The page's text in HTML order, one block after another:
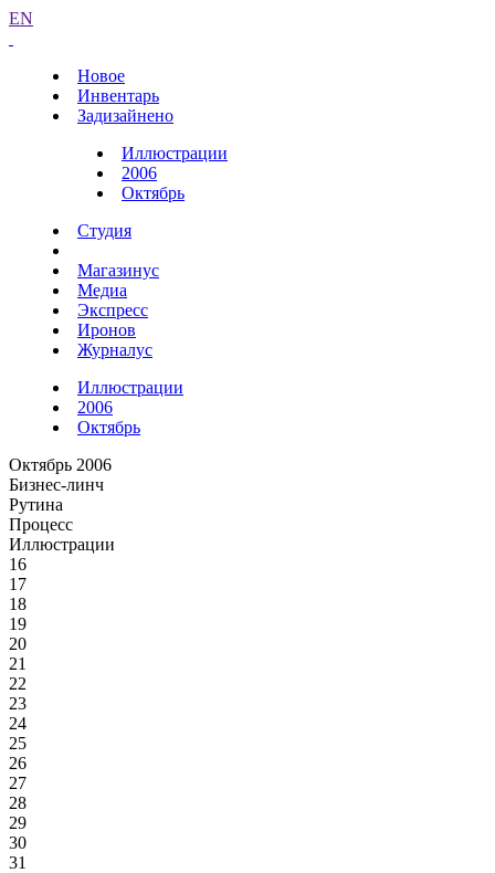
EN
Новое
Инвентарь
Задизайнено
Иллюстрации
2006
Октябрь
Студия
Магазинус
Медиа
Экспресс
Иронов
Журналус
Иллюстрации
2006
Октябрь
Октябрь 2006
Бизнес-линч
Рутина
Процесс
Иллюстрации
16
17
18
19
20
21
22
23
24
25
26
27
28
29
30
31